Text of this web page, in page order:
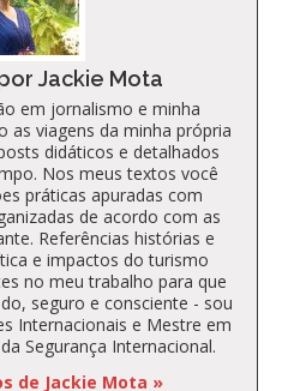
Jackie Mota
em jornalismo e minha
as viagens da minha própria
didáticos e detalhados
Nos meus textos você
práticas apuradas com
de acordo com as
Referências histórias e
e impactos do turismo
no meu trabalho para que
seguro e consciente - sou
Internacionais e Mestre em
Segurança Internacional.
de Jackie Mota »